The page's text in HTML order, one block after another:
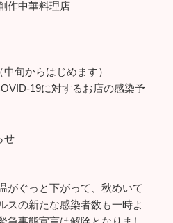
理店
旬からはじめます）
19に対するお店の感染予
せ
がぐっと下がって、秋めいて
スの新たな感染者数も一時よ